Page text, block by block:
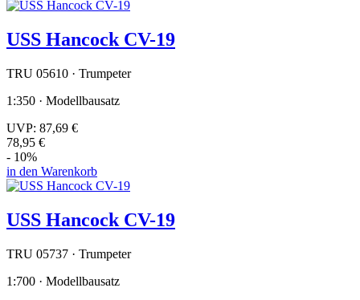
USS Hancock CV-19
TRU 05610 · Trumpeter
1:350 · Modellbausatz
UVP: 87,69 €
78,95 €
- 10%
in den Warenkorb
USS Hancock CV-19
TRU 05737 · Trumpeter
1:700 · Modellbausatz